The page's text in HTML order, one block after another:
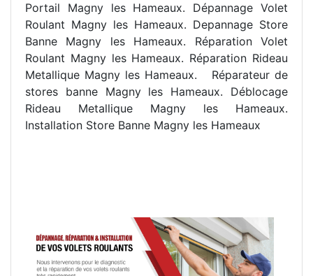
Portail Magny les Hameaux. Dépannage Volet
Roulant Magny les Hameaux. Depannage Store
Banne Magny les Hameaux. Réparation Volet
Roulant Magny les Hameaux. Réparation Rideau
Metallique Magny les Hameaux. Réparateur de
stores banne Magny les Hameaux. Déblocage
Rideau Metallique Magny les Hameaux.
Installation Store Banne Magny les Hameaux